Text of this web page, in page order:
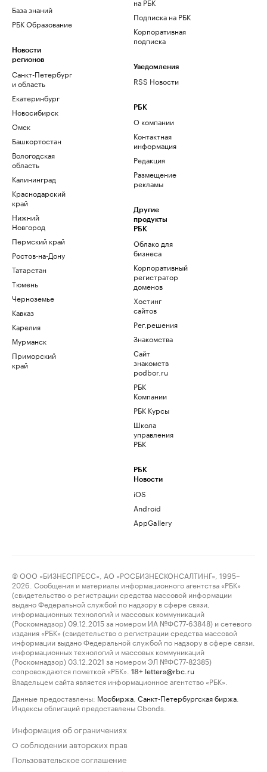
База знаний
РБК Образование
Новости
регионов
Санкт-Петербург
и область
Екатеринбург
Новосибирск
Омск
Башкортостан
Вологодская
область
Калининград
Краснодарский
край
Нижний
Новгород
Пермский край
Ростов-на-Дону
Татарстан
Тюмень
Черноземье
Кавказ
Карелия
Мурманск
Приморский
край
Подписка на РБК
Корпоративная
подписка
Уведомления
RSS Новости
РБК
О компании
Контактная
информация
Редакция
Размещение
рекламы
Другие
продукты
РБК
Облако для
бизнеса
Корпоративный
регистратор
доменов
Хостинг
сайтов
Рег.решения
Знакомства
Сайт
знакомств
podbor.ru
РБК
Компании
РБК Курсы
Школа
управления
РБК
РБК
Новости
iOS
Android
AppGallery
© ООО «БИЗНЕСПРЕСС», АО «РОСБИЗНЕСКОНСАЛТИНГ», 1995–
2026. Сообщения и материалы информационного агентства «РБК»
(свидетельство о регистрации средства массовой информации
выдано Федеральной службой по надзору в сфере связи,
информационных технологий и массовых коммуникаций
(Роскомнадзор) 09.12.2015 за номером ИА №ФС77-63848) и сетевого
издания «РБК» (свидетельство о регистрации средства массовой
информации выдано Федеральной службой по надзору в сфере связи,
информационных технологий и массовых коммуникаций
(Роскомнадзор) 03.12.2021 за номером ЭЛ №ФС77-82385)
сопровождаются пометкой «РБК».
18+ letters@rbc.ru
Владельцем сайта является информационное агентство «РБК».
Данные предоставлены: Мосбиржа Санкт-Петербургская биржа
Индексы облигаций предоставлены Cbonds.
Информация об ограничениях
О соблюдении авторских прав
Пользовательское соглашение